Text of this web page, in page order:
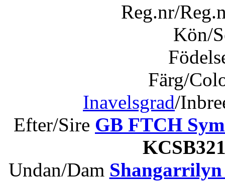
Reg.nr/
Kön/
Färg/
Inavelsgrad/
Efter/Sire GB FTCH
Undan/Dam